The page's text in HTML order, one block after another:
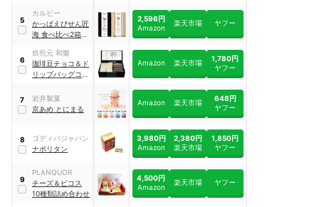
5
カルビー
かっぱえびせん匠
海 食べ比べ2箱セ
2,596円
Amazon
楽天市場 ヤフー
6
焙煎元 和樂
珈琲豆チョコ＆ド
リップバッグコー
り
Amazon 楽天市場
1,780円
ヤフー
7
岩井製菓
京あめ とにまる
Amazon 楽天市場
648円
ヤフー
8
ゴディバジャパン
ナポリタン
3,980円
Amazon
2,380円
楽天市場
1,850円
ヤフー
9
PLANQUOR
チーズ＆ピコス
10種類詰め合わせ
4,500円
Amazon
楽天市場 ヤフー